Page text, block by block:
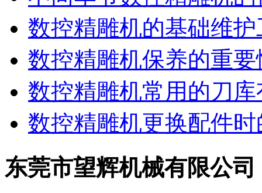
数控精雕机的基础维
数控精雕机保养的重要
数控精雕机常用的刀
数控精雕机更换配件
东莞市望辉机械有限公司